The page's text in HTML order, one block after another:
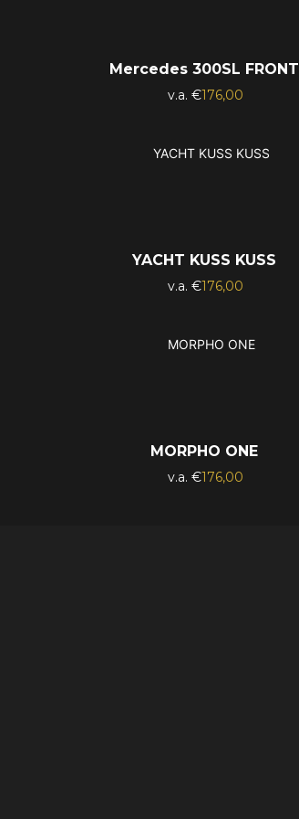
Mercedes 300SL FRONT
Ursprünglicher
€195,00
€176,00
€176,00.
YACHT KUSS KUSS
Ursprünglicher
€195,00
€176,00
€176,00.
MORPHO ONE
Ursprünglicher
€176,00